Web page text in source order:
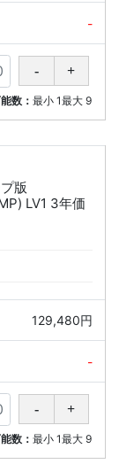
-
数：最小 1最大 9
版
LV1 3年価
129,480円
-
数：最小 1最大 9